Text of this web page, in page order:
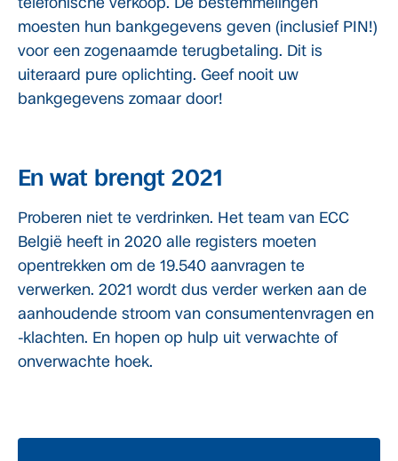
moesten hun bankgegevens geven (inclusief PIN!)
voor een zogenaamde terugbetaling. Dit is
uiteraard pure oplichting. Geef nooit uw
bankgegevens zomaar door!
En wat brengt 2021
Proberen niet te verdrinken. Het team van ECC
België heeft in 2020 alle registers moeten
opentrekken om de 19.540 aanvragen te
verwerken. 2021 wordt dus verder werken aan de
aanhoudende stroom van consumentenvragen en
-klachten. En hopen op hulp uit verwachte of
onverwachte hoek.